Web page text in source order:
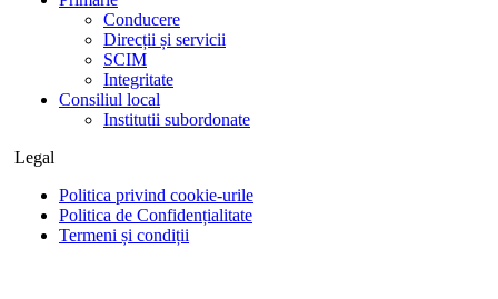
Conducere
Direcții și servicii
SCIM
Integritate
Consiliul local
Institutii subordonate
Legal
Politica privind cookie-urile
Politica de Confidențialitate
Termeni și condiții